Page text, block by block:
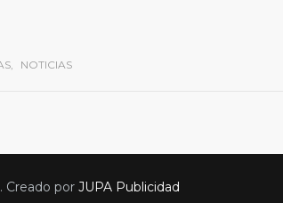
NOTICIAS
Creado por JUPA Publicidad